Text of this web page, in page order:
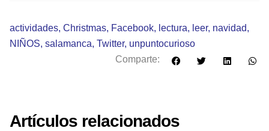
actividades, Christmas, Facebook, lectura, leer, navidad,
NIÑOS, salamanca, Twitter, unpuntocurioso
Comparte:
Artículos relacionados